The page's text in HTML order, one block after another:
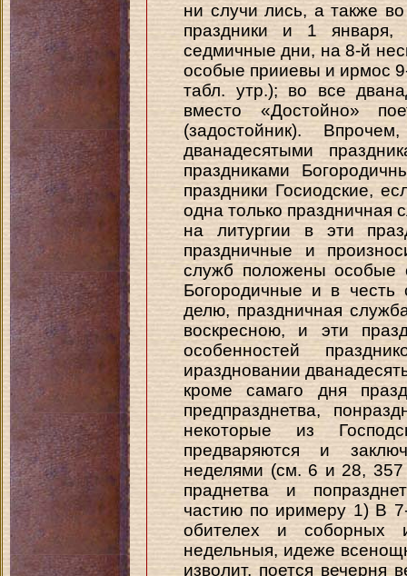
ни случи лись, а также
праздники и 1
седмичные дни, на 8-й
особые прииевы и ирмос
табл. утр.); во все
вместо «Достойно»
(задостойник).
дванадесятыми
праздниками
праздники Госиодские,
одна только праздничная
на литургии в эти
праздничные и
служб положены особые
Богородичные и в честь
делю, праздничная
воскресною, и эти
особенностей
ираздновании
кроме самаго дня
предпразднетва,
некоторые из
предваряются и
неделями (см. 6 и 28,
праднетва и
частию по иримеру 1) В
обителех и соборных
недельныя, идеже
изволит, поется вечерня